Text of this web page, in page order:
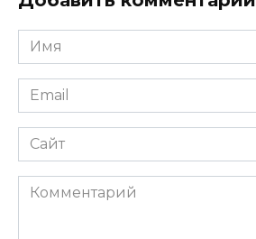
Имя
*
Email
*
Сайт
Комментарий